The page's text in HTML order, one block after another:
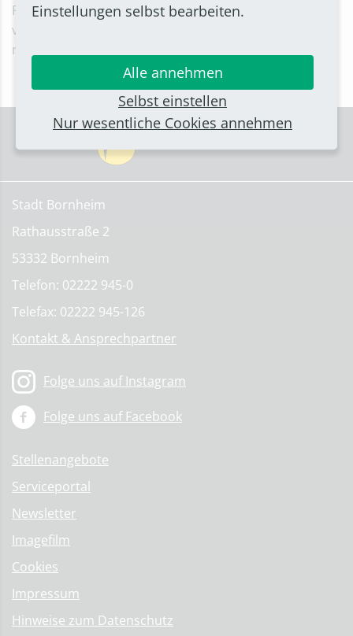
Pflanzengestecke oder sonstige Gegenstände auf oder
vor den Grabstätten zu entfernen und zukünftig nichts
mehr dort abzulegen.
Stadt Bornheim
Rathausstraße 2
53332 Bornheim
Telefon: 02222 945-0
Telefax: 02222 945-126
Kontakt & Ansprechpartner
Folge uns auf Instagram
Folge uns auf Facebook
Stellenangebote
Serviceportal
Newsletter
Imagefilm
Cookies
Impressum
Hinweise zum Datenschutz
Einstellungen selbst bearbeiten.
Alle annehmen
Selbst einstellen
Nur wesentliche Cookies annehmen